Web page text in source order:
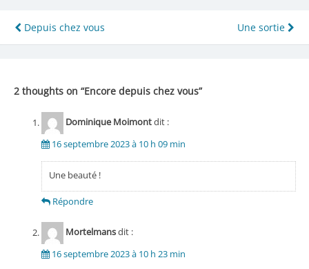
Navigation
de
Depuis chez vous Une sortie
2 thoughts on “Encore depuis chez vous”
Dominique Moimontdit :
16 septembre 2023 à 10 h 09 min
Une beauté !
Répondre
Mortelmansdit :
16 septembre 2023 à 10 h 23 min